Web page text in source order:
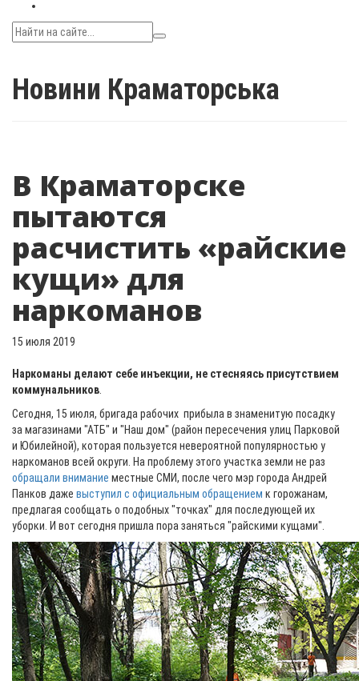
Новини Краматорська
В Краматорске
пытаются
расчистить «райские
кущи» для
наркоманов
15 июля 2019
Наркоманы делают себе инъекции, не стесняясь присутствием
коммунальников
Сегодня, 15 июля, бригада рабочих прибыла в знаменитую посадку
за магазинами "АТБ" и "Наш дом" (район пересечения улиц Парковой
и Юбилейной), которая пользуется невероятной популярностью у
наркоманов всей округи. На проблему этого участка земли не раз
обращали внимание местные СМИ, после чего мэр города Андрей
Панков даже выступил с официальным обращением к горожанам,
предлагая сообщать о подобных "точках" для последующей их
уборки. И вот сегодня пришла пора заняться "райскими кущами".